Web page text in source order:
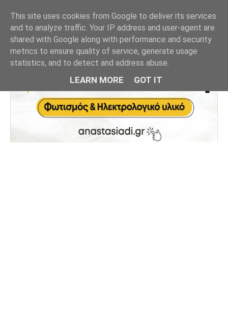
This site uses cookies from Google to deliver its services
and to analyze traffic. Your IP address and user-agent are
shared with Google along with performance and security
metrics to ensure quality of service, generate usage
statistics, and to detect and address abuse.
LEARN MORE GOT IT